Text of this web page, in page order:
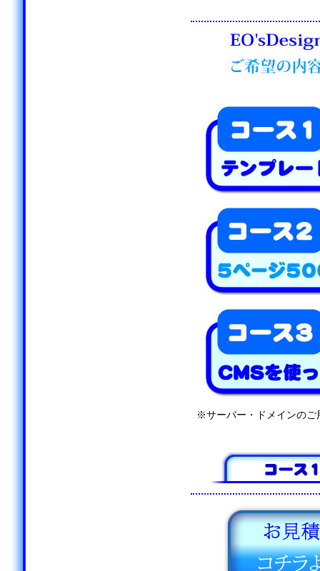
※サーバー・ドメインのご